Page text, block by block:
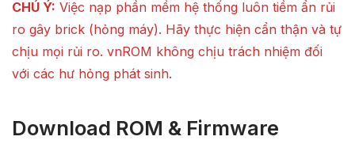
CHÚ Ý: Việc nạp phần mềm hệ thống luôn tiềm ẩn rủi
ro gây brick (hỏng máy). Hãy thực hiện cẩn thận và tự
chịu mọi rủi ro. vnROM không chịu trách nhiệm đối
với các hư hỏng phát sinh.
Download ROM & Firmware